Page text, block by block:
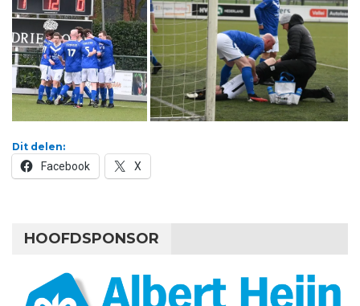
Dit delen:
Facebook X
HOOFDSPONSOR